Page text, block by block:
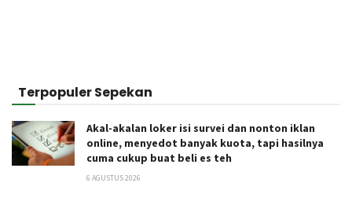
Terpopuler Sepekan
Akal-akalan loker isi survei dan nonton iklan
online, menyedot banyak kuota, tapi hasilnya
cuma cukup buat beli es teh
6 AGUSTUS 2026